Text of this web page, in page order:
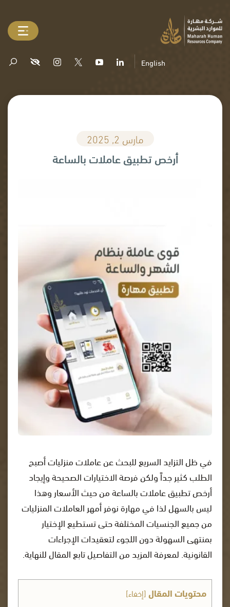
English
مارس 2, 2025
أرخص تطبيق عاملات بالساعة
في ظل التزايد السريع للبحث عن عاملات منزليات أصبح
الطلب كثير جداً ولكن فرصة الاختيارات الصحيحة وإيجاد
أرخص تطبيق عاملات بالساعة من حيث الأسعار وهذا
ليس بالسهل لذا في مهارة نوفر أمهر العاملات المنزليات
من جميع الجنسيات المختلفة حتى تستطيع الإختيار
بمنتهى السهولة دون اللجوء لتعقيدات الإجراءات
القانونية. لمعرفة المزيد من التفاصيل تابع المقال للنهاية.
محتويات المقال[إخفاء]